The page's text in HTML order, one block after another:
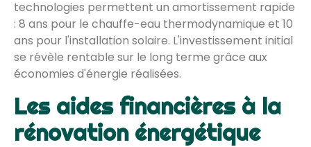
technologies permettent un amortissement rapide
: 8 ans pour le chauffe-eau thermodynamique et 10
ans pour l'installation solaire. L'investissement initial
se révèle rentable sur le long terme grâce aux
économies d'énergie réalisées.
Les aides financières à la
rénovation énergétique